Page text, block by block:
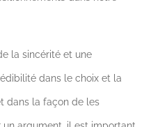
la sincérité et une
dans le choix et la
dans la façon de les